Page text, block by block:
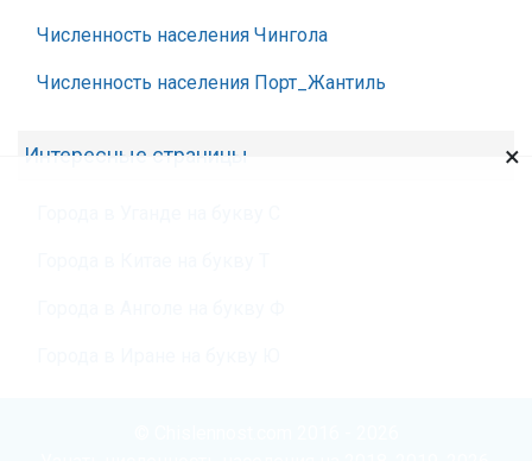
Численность населения Чингола
Численность населения Порт_Жантиль
Интересные страницы ×